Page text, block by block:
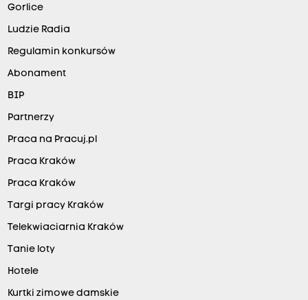
Gorlice
Ludzie Radia
Regulamin konkursów
Abonament
BIP
Partnerzy
Praca na Pracuj.pl
Praca Kraków
Praca Kraków
Targi pracy Kraków
Telekwiaciarnia Kraków
Tanie loty
Hotele
Kurtki zimowe damskie